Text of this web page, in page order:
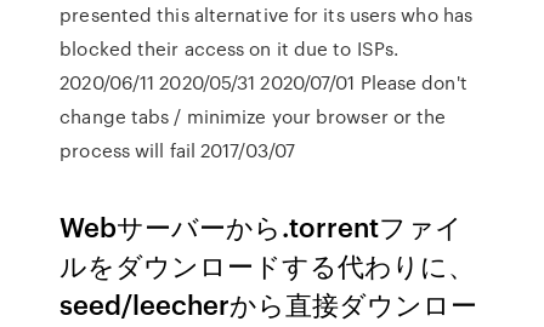
presented this alternative for its users who has
blocked their access on it due to ISPs.
2020/06/11 2020/05/31 2020/07/01 Please don't
change tabs / minimize your browser or the
process will fail 2017/03/07
Webサーバーから.torrentファイ
ルをダウンロードする代わりに、
seed/leecherから直接ダウンロー